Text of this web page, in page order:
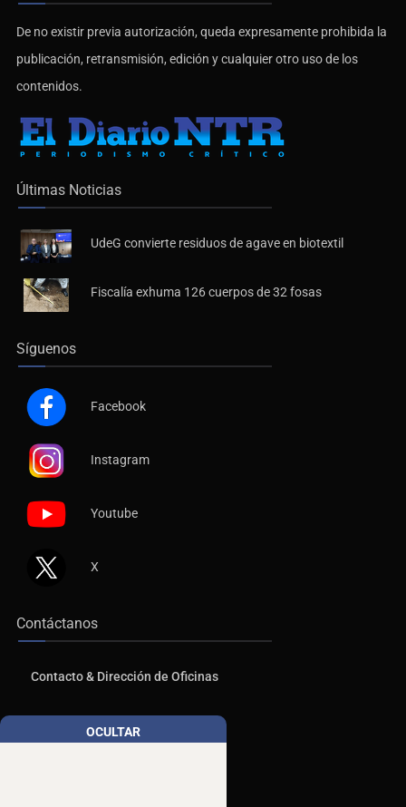
De no existir previa autorización, queda expresamente prohibida la
publicación, retransmisión, edición y cualquier otro uso de los
contenidos.
Últimas Noticias
UdeG convierte residuos de agave en biotextil
Fiscalía exhuma 126 cuerpos de 32 fosas
Síguenos
Facebook
Instagram
Youtube
X
Contáctanos
Contacto & Dirección de Oficinas
PublicidadOCULTAR